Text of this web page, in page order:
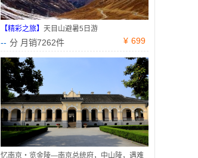
【精彩之旅】 天目山避暑5日游
-- 分 月销7262件 ¥ 699
忆南京・览金陵—南京总统府，中山陵，遇难